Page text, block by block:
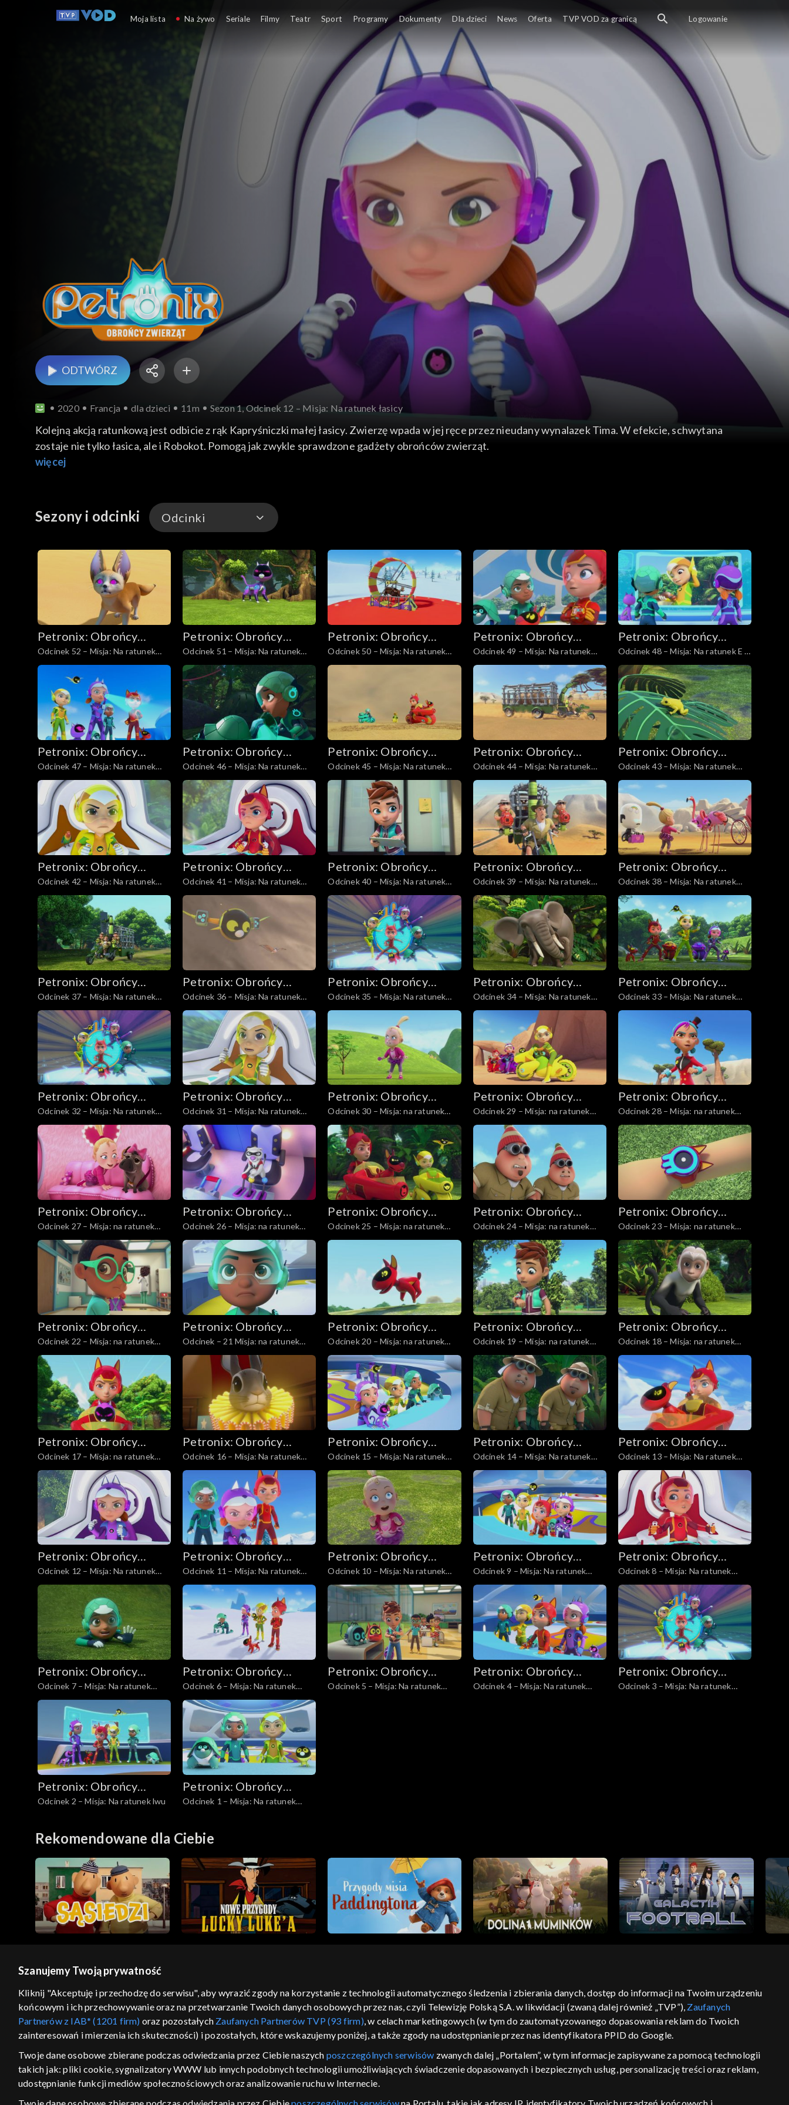
ODTWÓRZ
2020 Francja dla dzieci 11m Sezon 1, Odcinek 12 – Misja: Na ratunek łasicy
Kolejną akcją ratunkową jest odbicie z rąk Kapryśniczki małej łasicy. Zwierzę wpada w jej ręce przez nieudany wynalazek Tima. W efekcie, schwytana
zostaje nie tylko łasica, ale i Robokot. Pomogą jak zwykle sprawdzone gadżety obrońców zwierząt.
więcej
Sezony i odcinki Odcinki
Odcinki
Petronix: Obrońcy
zwierząt
Odcinek 52 – Misja: Na ratunek
fenkowi
Petronix: Obrońcy
zwierząt
Odcinek 51 – Misja: Na ratunek
latającej wiewiórce, cz. II
Petronix: Obrońcy
zwierząt
Odcinek 50 – Misja: Na ratunek
łosiowi
Petronix: Obrońcy
zwierząt
Odcinek 49 – Misja: Na ratunek
leniwcowi
Petronix: Obrońcy
zwierząt
Odcinek 48 – Misja: Na ratunek E -
Pudze
Petronix: Obrońcy
zwierząt
Odcinek 47 – Misja: Na ratunek
latającej wiewiórce, cz. I
Petronix: Obrońcy
zwierząt
Odcinek 46 – Misja: Na ratunek
iguanie
Petronix: Obrońcy
zwierząt
Odcinek 45 – Misja: Na ratunek
hienom plamistym
Petronix: Obrońcy
zwierząt
Odcinek 44 – Misja: Na ratunek
nosorożcowi
Petronix: Obrońcy
zwierząt
Odcinek 43 – Misja: Na ratunek
złotej żabie
Petronix: Obrońcy
zwierząt
Odcinek 42 – Misja: Na ratunek
papużkom nierozłączkom
Petronix: Obrońcy
zwierząt
Odcinek 41 – Misja: Na ratunek
szopom
Petronix: Obrońcy
zwierząt
Odcinek 40 – Misja: Na ratunek
pelikanowi kędzierzawemu
Petronix: Obrońcy
zwierząt
Odcinek 39 – Misja: Na ratunek
kangurzycy rudej
Petronix: Obrońcy
zwierząt
Odcinek 38 – Misja: Na ratunek
różowemu flamingowi
Petronix: Obrońcy
zwierząt
Odcinek 37 – Misja: Na ratunek
niebieskiemu pawiowi
Petronix: Obrońcy
zwierząt
Odcinek 36 – Misja: Na ratunek
krogulcowi chińskiemu
Petronix: Obrońcy
zwierząt
Odcinek 35 – Misja: Na ratunek
gepardzicy
Petronix: Obrońcy
zwierząt
Odcinek 34 – Misja: Na ratunek
rodzinie słoni
Petronix: Obrońcy
zwierząt
Odcinek 33 – Misja: Na ratunek
śpiewającym psom
Petronix: Obrońcy
zwierząt
Odcinek 32 – Misja: Na ratunek
galago
Petronix: Obrońcy
zwierząt
Odcinek 31 – Misja: Na ratunek
koali
Petronix: Obrońcy
zwierząt
Odcinek 30 – Misja: na ratunek
szynszylom
Petronix: Obrońcy
zwierząt
Odcinek 29 – Misja: na ratunek
słoniątku
Petronix: Obrońcy
zwierząt
Odcinek 28 – Misja: na ratunek
zebrom
Petronix: Obrońcy
zwierząt
Odcinek 27 – Misja: na ratunek
guźcowi
Petronix: Obrońcy
zwierząt
Odcinek 26 – Misja: na ratunek
lemurowi
Petronix: Obrońcy
zwierząt
Odcinek 25 – Misja: na ratunek
gorylowi
Petronix: Obrońcy
zwierząt
Odcinek 24 – Misja: na ratunek
niedźwiedziowi polarnemu
Petronix: Obrońcy
zwierząt
Odcinek 23 – Misja: na ratunek
lamie
Petronix: Obrońcy
zwierząt
Odcinek 22 – Misja: na ratunek
wilczkowi
Petronix: Obrońcy
zwierząt
Odcinek – 21 Misja: na ratunek
panterze śnieżnej
Petronix: Obrońcy
zwierząt
Odcinek 20 – Misja: na ratunek
andoniedźwiedziowi
Petronix: Obrońcy
zwierząt
Odcinek 19 – Misja: na ratunek
kondorowi
Petronix: Obrońcy
zwierząt
Odcinek 18 – Misja: na ratunek
kapucynce
Petronix: Obrońcy
zwierząt
Odcinek 17 – Misja: na ratunek
kotu rdzawemu
Petronix: Obrońcy
zwierząt
Odcinek 16 – Misja: Na ratunek
królikowi
Petronix: Obrońcy
zwierząt
Odcinek 15 – Misja: Na ratunek
liskowi
Petronix: Obrońcy
zwierząt
Odcinek 14 – Misja: Na ratunek
kameleonowi
Petronix: Obrońcy
zwierząt
Odcinek 13 – Misja: Na ratunek
lodofokom
Petronix: Obrońcy
zwierząt
Odcinek 12 – Misja: Na ratunek
łasicy
Petronix: Obrońcy
zwierząt
Odcinek 11 – Misja: Na ratunek
psom husky
Petronix: Obrońcy
zwierząt
Odcinek 10 – Misja: Na ratunek
arze,
Petronix: Obrońcy
zwierząt
Odcinek 9 – Misja: Na ratunek
gronostajom
Petronix: Obrońcy
zwierząt
Odcinek 8 – Misja: Na ratunek
sowom śnieżnym
Petronix: Obrońcy
zwierząt
Odcinek 7 – Misja: Na ratunek
karibu
Petronix: Obrońcy
zwierząt
Odcinek 6 – Misja: Na ratunek
pingwinom cesarskim
Petronix: Obrońcy
zwierząt
Odcinek 5 – Misja: Na ratunek
Petronix: Obrońcy
zwierząt
Odcinek 4 – Misja: Na ratunek
Petronix: Obrońcy
zwierząt
Odcinek 3 – Misja: Na ratunek
Petronix: Obrońcy
zwierząt
Odcinek 2 – Misja: Na ratunek lwu
Petronix: Obrońcy
zwierząt
Odcinek 1 – Misja: Na ratunek
Rekomendowane dla Ciebie
GEOLOKALIZACJA
ŁĄCZYSZ SIĘ SPOZA POLSKI
Kraj, z którego się łączysz, to Stany Zjednoczone ,
w związku z czym część tytułów na platformie TVP
regulamin serwisu cennik polityka prywatności moje zgody pomoc kontakt voucher dostępność informacje o dostawcy usług
Moja lista Na żywo Seriale Filmy Teatr Sport Programy Dokumenty Dla dzieci News Oferta TVP VOD za granicą Logowanie
Szanujemy Twoją prywatność
Kliknij "Akceptuję i przechodzę do serwisu", aby wyrazić zgody na korzystanie z technologii automatycznego śledzenia i zbierania danych, dostęp do informacji na Twoim urządzeniu
końcowym i ich przechowywanie oraz na przetwarzanie Twoich danych osobowych przez nas, czyli Telewizję Polską S.A. w likwidacji (zwaną dalej również „TVP”), Zaufanych
Partnerów z IAB* (1201 firm) oraz pozostałych Zaufanych Partnerów TVP (93 firm), w celach marketingowych (w tym do zautomatyzowanego dopasowania reklam do Twoich
zainteresowań i mierzenia ich skuteczności) i pozostałych, które wskazujemy poniżej, a także zgody na udostępnianie przez nas identyfikatora PPID do Google.
Twoje dane osobowe zbierane podczas odwiedzania przez Ciebie naszych poszczególnych serwisów zwanych dalej „Portalem”, w tym informacje zapisywane za pomocą technologii
takich jak: pliki cookie, sygnalizatory WWW lub innych podobnych technologii umożliwiających świadczenie dopasowanych i bezpiecznych usług, personalizację treści oraz reklam,
udostępnianie funkcji mediów społecznościowych oraz analizowanie ruchu w Internecie.